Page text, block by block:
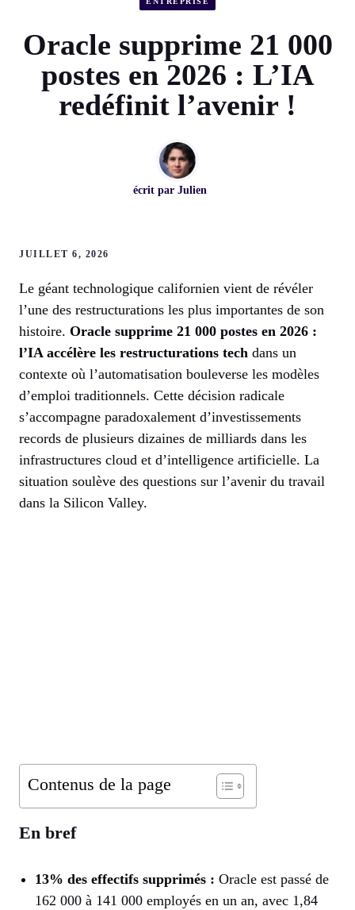
Oracle supprime 21 000
postes en 2026 : L’IA
redéfinit l’avenir !
écrit par Julien
JUILLET 6, 2026
Le géant technologique californien vient de révéler
l’une des restructurations les plus importantes de son
histoire. Oracle supprime 21 000 postes en 2026 :
l’IA accélère les restructurations tech dans un
contexte où l’automatisation bouleverse les modèles
d’emploi traditionnels. Cette décision radicale
s’accompagne paradoxalement d’investissements
records de plusieurs dizaines de milliards dans les
infrastructures cloud et d’intelligence artificielle. La
situation soulève des questions sur l’avenir du travail
dans la Silicon Valley.
Contenus de la page
En bref
13% des effectifs supprimés : Oracle est passé de
162 000 à 141 000 employés en un an, avec 1,84